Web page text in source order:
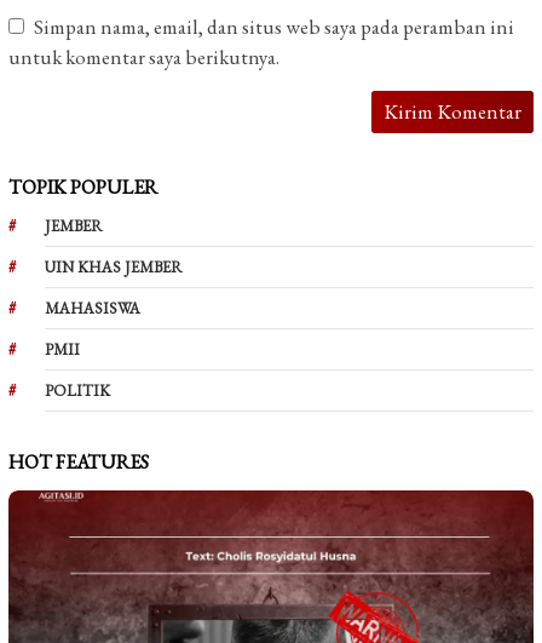
Simpan nama, email, dan situs web saya pada peramban ini
untuk komentar saya berikutnya.
TOPIK POPULER
JEMBER
UIN KHAS JEMBER
MAHASISWA
PMII
POLITIK
HOT FEATURES